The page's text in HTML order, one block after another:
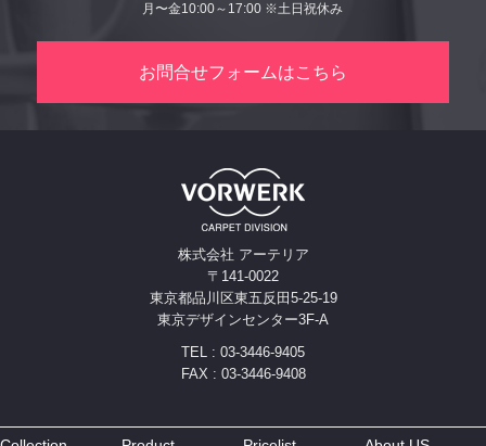
月〜金10:00～17:00 ※土日祝休み
お問合せフォームはこちら
株式会社 アーテリア
〒141-0022
東京都品川区東五反田5-25-19
東京デザインセンター3F-A
TEL : 03-3446-9405
FAX : 03-3446-9408